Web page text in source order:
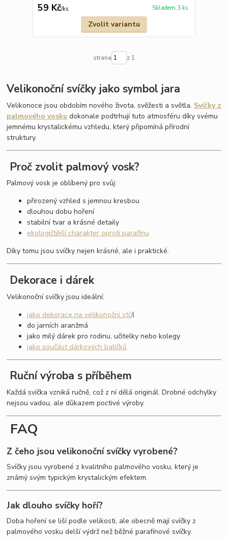
59 Kč/ks Skladem 3 ks
Zvolit variantu
strana z 1
Velikonoční svíčky jako symbol jara
Velikonoce jsou obdobím nového života, svěžesti a světla. Svíčky z
palmového vosku dokonale podtrhují tuto atmosféru díky svému
jemnému krystalickému vzhledu, který připomíná přírodní
struktury.
Proč zvolit palmový vosk?
Palmový vosk je oblíbený pro svůj:
přirozený vzhled s jemnou kresbou
dlouhou dobu hoření
stabilní tvar a krásné detaily
ekologičtější charakter oproti parafínu
Díky tomu jsou svíčky nejen krásné, ale i praktické.
Dekorace i dárek
Velikonoční svíčky jsou ideální:
jako dekorace na velikonoční stůl
do jarních aranžmá
jako milý dárek pro rodinu, učitelky nebo kolegy
jako součást dárkových balíčků
Ruční výroba s příběhem
Každá svíčka vzniká ručně, což z ní dělá originál. Drobné odchylky
nejsou vadou, ale důkazem poctivé výroby.
FAQ
Z čeho jsou velikonoční svíčky vyrobené?
Svíčky jsou vyrobené z kvalitního palmového vosku, který je
známý svým typickým krystalickým efektem.
Jak dlouho svíčky hoří?
Doba hoření se liší podle velikosti, ale obecně mají svíčky z
palmového vosku delší výdrž než běžné parafínové svíčky.